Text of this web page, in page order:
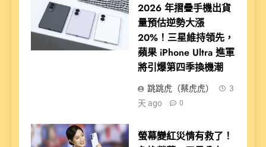
2026 年摺疊手機出貨
量預估逆勢大漲
20%！三星維持領先，
蘋果 iPhone Ultra 進軍
將引爆第四季換機潮
跳跳虎（蔡虎虎）
3
天 ago
0
螢幕變紅災情有救了！